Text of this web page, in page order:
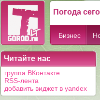
Погода
Бизнес
Читайте нас
группа ВКонтакте
RSS-лента
добавить виджет в yandex